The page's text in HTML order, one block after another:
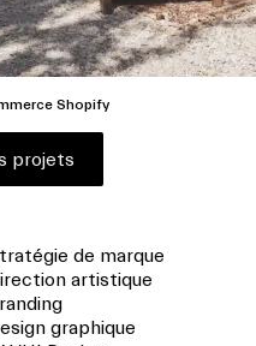
Shopify
projets
de marque
artistique
graphique